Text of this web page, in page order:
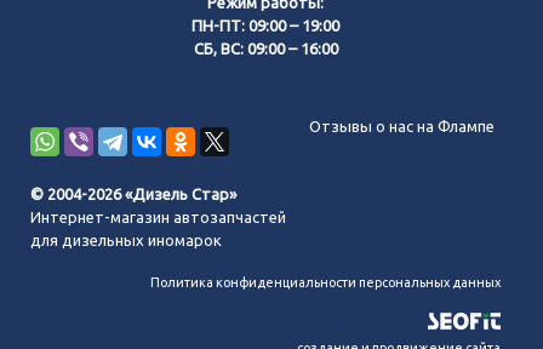
ПН-ПТ: 09:00 – 19:00
СБ, ВС: 09:00 – 16:00
Отзывы о нас на Флампе
© 2004-2026 «Дизель Стар»
Интернет-магазин автозапчастей
для дизельных иномарок
Политика конфиденциальности персональных данных